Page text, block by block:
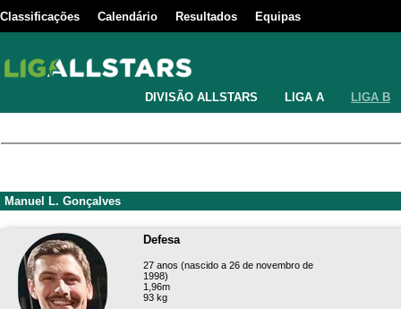
Classificações Calendário Resultados Equipas
DIVISÃO ALLSTARS LIGA A LIGA B
Manuel L. Gonçalves
Defesa
27 anos (nascido a 26 de novembro de
1998)
1,96m
93 kg